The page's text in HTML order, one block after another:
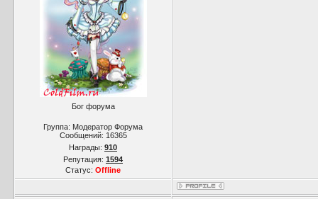
Бог форума
Группа: Модератор Форума
Сообщений: 16365
Награды: 910
Репутация: 1594
Статус: Offline